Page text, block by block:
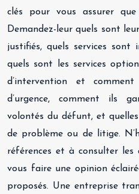
clés pour vous assurer
Demandez-leur quels sont
justifiés, quels services
quels sont les services
d’intervention et
d’urgence, comment ils
volontés du défunt, et
de problème ou de litige.
références et à consulter
vous faire une opinion
proposés. Une entreprise